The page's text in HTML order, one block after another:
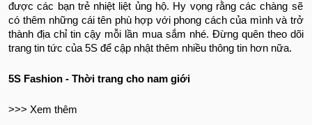
được các bạn trẻ nhiệt liệt ủng hộ. Hy vọng rằng các chàng sẽ
có thêm những cái tên phù hợp với phong cách của mình và trở
thành địa chỉ tin cậy mỗi lần mua sắm nhé. Đừng quên theo dõi
trang tin tức của 5S để cập nhật thêm nhiều thông tin hơn nữa.
5S Fashion - Thời trang cho nam giới
>>> Xem thêm